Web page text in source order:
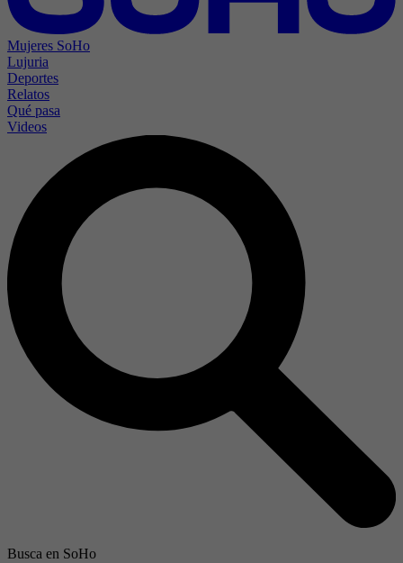
Mujeres SoHo
Lujuria
Deportes
Relatos
Qué pasa
Videos
Busca en SoHo